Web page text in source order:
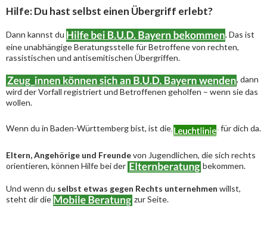
Hilfe: Du hast selbst einen Übergriff erlebt?
Dann kannst du
. Das ist
eine unabhängige Beratungsstelle für Betroffene von rechten,
rassistischen und antisemitischen Übergriffen.
, dann
wird der Vorfall registriert und Betroffenen geholfen – wenn sie das
wollen.
Wenn du in Baden-Württemberg bist, ist die für dich da.
Eltern, Angehörige und Freundevon Jugendlichen, die sich rechts
orientieren, können Hilfe bei der
bekommen.
Und wenn du selbst etwas gegen Rechts unternehmen willst,
steht dir die
zur Seite.